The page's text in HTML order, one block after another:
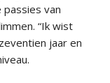
van
“Ik wist
jaar en